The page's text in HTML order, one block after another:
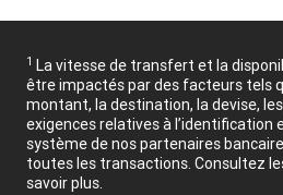
1 La vitesse de transfert et la
être impactés par des facteurs tels
montant, la destination, la devise,
exigences relatives à l’identification
système de nos partenaires
toutes les transactions. Consultez
savoir plus.